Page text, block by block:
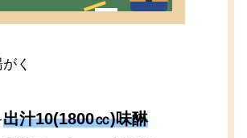
く
出汁10(1800㏄)味醂